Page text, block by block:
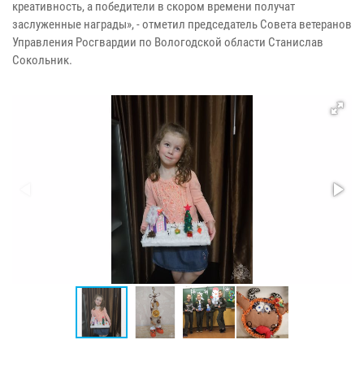
креативность, а победители в скором времени получат
заслуженные награды», - отметил председатель Совета ветеранов
Управления Росгвардии по Вологодской области Станислав
Сокольник.